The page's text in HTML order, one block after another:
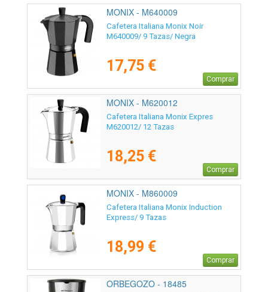
MONIX - M640009
Cafetera Italiana Monix Noir
M640009/ 9 Tazas/ Negra
17,75 €
Comprar
MONIX - M620012
Cafetera Italiana Monix Expres
M620012/ 12 Tazas
18,25 €
Comprar
MONIX - M860009
Cafetera Italiana Monix Induction
Express/ 9 Tazas
18,99 €
Comprar
ORBEGOZO - 18485